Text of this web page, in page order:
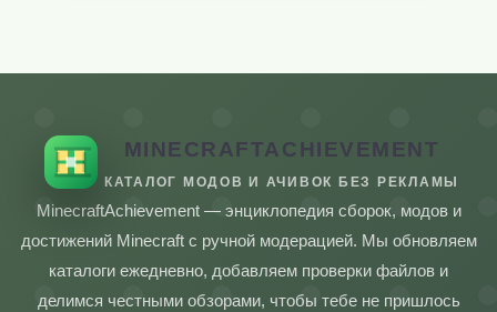
MINECRAFTACHIEVEMENT
КАТАЛОГ МОДОВ И АЧИВОК БЕЗ РЕКЛАМЫ
MinecraftAchievement — энциклопедия сборок, модов и
достижений Minecraft с ручной модерацией. Мы обновляем
каталоги ежедневно, добавляем проверки файлов и
делимся честными обзорами, чтобы тебе не пришлось